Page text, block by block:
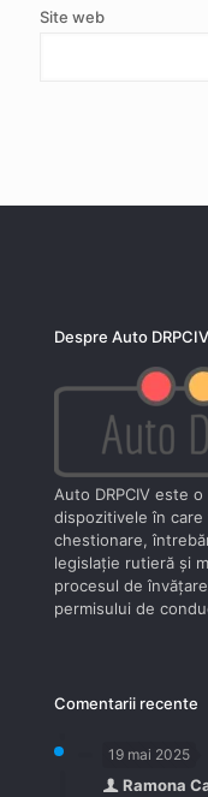
Site web
Despre Auto DRPCIV
Auto DRPCIV este
dispozitivele în
chestionare,
legislaţie rutieră şi
procesul de
permisului de
Comentarii recente
19 mai 2025
Ramona